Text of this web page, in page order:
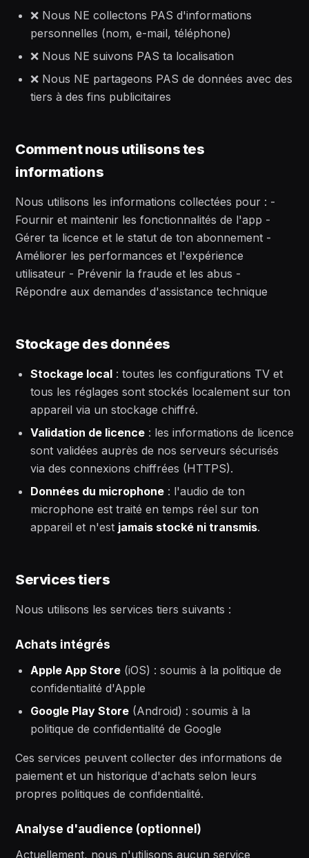
❌ Nous NE collectons PAS d'informations
personnelles (nom, e-mail, téléphone)
❌ Nous NE suivons PAS ta localisation
❌ Nous NE partageons PAS de données avec des
tiers à des fins publicitaires
Comment nous utilisons tes
informations
Nous utilisons les informations collectées pour : -
Fournir et maintenir les fonctionnalités de l'app -
Gérer ta licence et le statut de ton abonnement -
Améliorer les performances et l'expérience
utilisateur - Prévenir la fraude et les abus -
Répondre aux demandes d'assistance technique
Stockage des données
Stockage local : toutes les configurations TV et
tous les réglages sont stockés localement sur ton
appareil via un stockage chiffré.
Validation de licence : les informations de licence
sont validées auprès de nos serveurs sécurisés
via des connexions chiffrées (HTTPS).
Données du microphone : l'audio de ton
microphone est traité en temps réel sur ton
appareil et n'est jamais stocké ni transmis.
Services tiers
Nous utilisons les services tiers suivants :
Achats intégrés
Apple App Store (iOS) : soumis à la politique de
confidentialité d'Apple
Google Play Store (Android) : soumis à la
politique de confidentialité de Google
Ces services peuvent collecter des informations de
paiement et un historique d'achats selon leurs
propres politiques de confidentialité.
Analyse d'audience (optionnel)
Actuellement, nous n'utilisons aucun service